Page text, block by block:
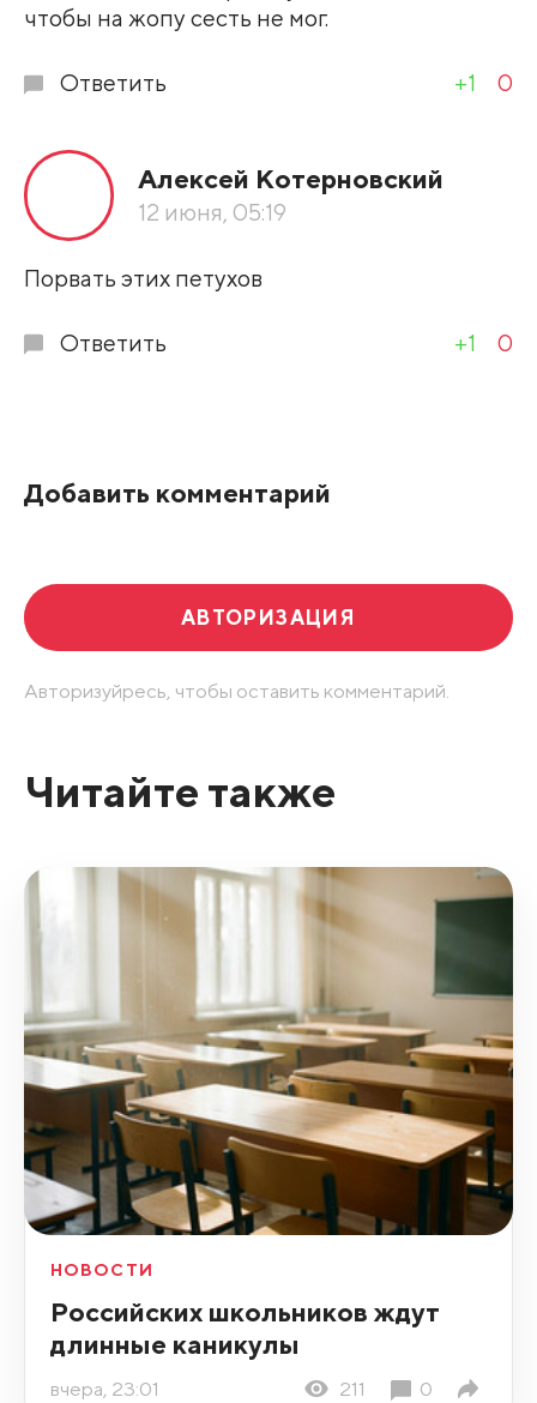
чтобы на жопу сесть не мог.
Ответить +1 0
Алексей Котерновский
12 июня, 05:19
Порвать этих петухов
Ответить +1 0
Добавить комментарий
АВТОРИЗАЦИЯ
Авторизуйресь, чтобы оставить комментарий.
Читайте также
НОВОСТИ
Российских школьников ждут
длинные каникулы
вчера, 23:01 211 0